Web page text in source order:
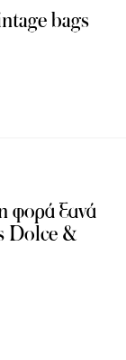
bags
ξανά
Dolce &